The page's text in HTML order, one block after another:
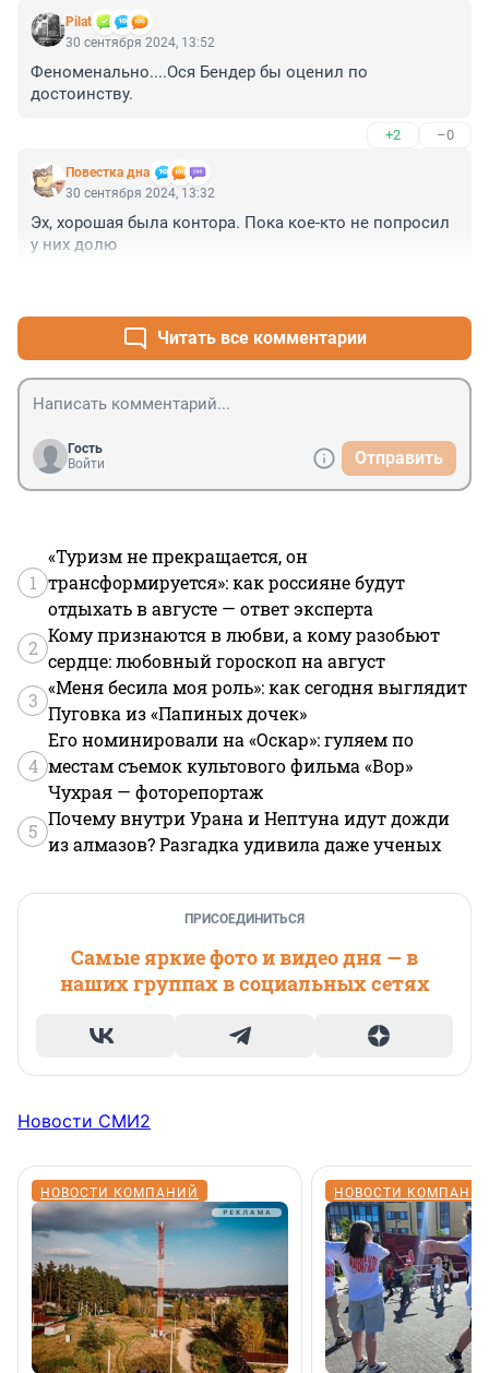
Pilat
30 сентября 2024, 13:52
Феноменально....Ося Бендер бы оценил по
достоинству.
+2 –0
Повестка дна
30 сентября 2024, 13:32
Эх, хорошая была контора. Пока кое-кто не попросил
у них долю
Читать все комментарии
Гость
Войти
Отправить
1
«Туризм не прекращается, он
трансформируется»: как россияне будут
отдыхать в августе — ответ эксперта
2
Кому признаются в любви, а кому разобьют
сердце: любовный гороскоп на август
3
«Меня бесила моя роль»: как сегодня выглядит
Пуговка из «Папиных дочек»
4
Его номинировали на «Оскар»: гуляем по
местам съемок культового фильма «Вор»
Чухрая — фоторепортаж
5
Почему внутри Урана и Нептуна идут дожди
из алмазов? Разгадка удивила даже ученых
ПРИСОЕДИНИТЬСЯ
Самые яркие фото и видео дня — в
наших группах в социальных сетях
Новости СМИ2
НОВОСТИ КОМПАНИЙ НОВОСТИ